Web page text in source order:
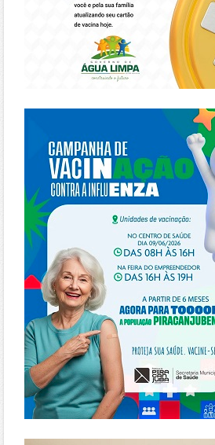
https://piracanjuba.go.gov.br/
https://www.infinitygo.com.br/